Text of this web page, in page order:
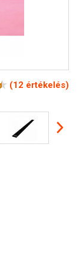
(12 értékelés)